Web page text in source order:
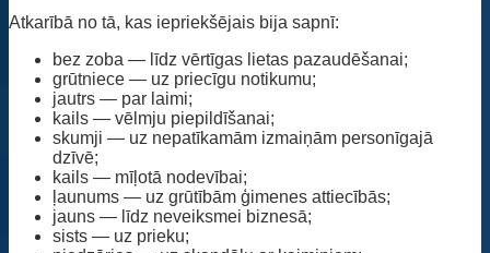
Atkarībā no tā, kas iepriekšējais bija sapnī:
bez zoba — līdz vērtīgas lietas pazaudēšanai;
grūtniece — uz priecīgu notikumu;
jautrs — par laimi;
kails — vēlmju piepildīšanai;
skumji — uz nepatīkamām izmaiņām personīgajā
dzīvē;
kails — mīļotā nodevībai;
ļaunums — uz grūtībām ģimenes attiecībās;
jauns — līdz neveiksmei biznesā;
sists — uz prieku;